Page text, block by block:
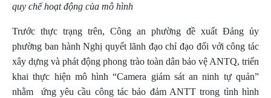
quy chế hoạt động của mô hình
Trước thực trạng trên, Công an phường đề xuất Đảng ủy
phường ban hành Nghị quyết lãnh đạo chỉ đạo đối với công tác
xây dựng và phát động phong trào toàn dân bảo vệ ANTQ, triển
khai thực hiện mô hình “Camera giám sát an ninh tự quản”
nhằm ứng yêu cầu công tác bảo đảm ANTT trong tình hình